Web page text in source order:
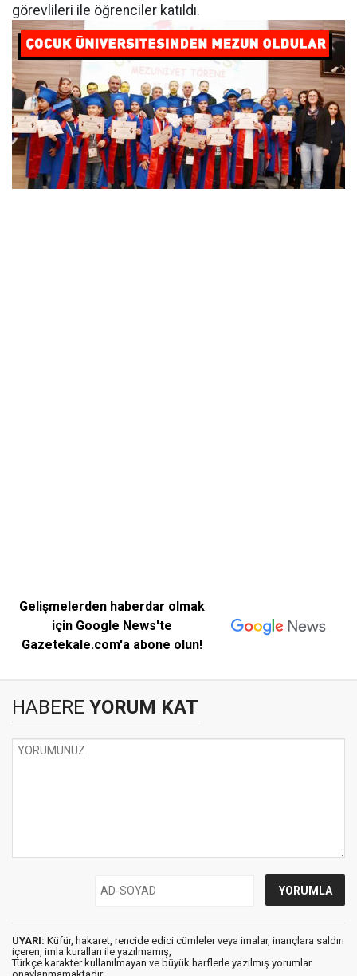
görevlileri ile öğrenciler katıldı.
Gelişmelerden haberdar olmak
için Google News'te
Gazetekale.com'a abone olun!
HABERE YORUM KAT
UYARI: Küfür, hakaret, rencide edici cümleler veya imalar, inançlara saldırı
içeren, imla kuralları ile yazılmamış,
Türkçe karakter kullanılmayan ve büyük harflerle yazılmış yorumlar